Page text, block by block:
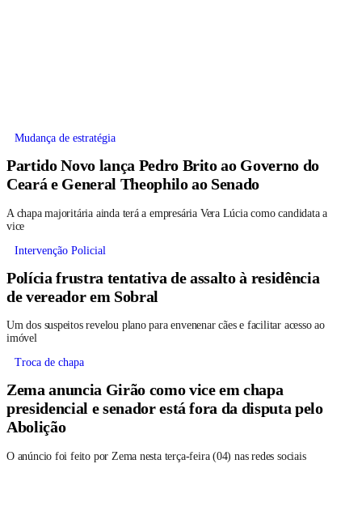
Mudança de estratégia
Partido Novo lança Pedro Brito ao Governo do
Ceará e General Theophilo ao Senado
A chapa majoritária ainda terá a empresária Vera Lúcia como candidata a
vice
Intervenção Policial
Polícia frustra tentativa de assalto à residência
de vereador em Sobral
Um dos suspeitos revelou plano para envenenar cães e facilitar acesso ao
imóvel
Troca de chapa
Zema anuncia Girão como vice em chapa
presidencial e senador está fora da disputa pelo
Abolição
O anúncio foi feito por Zema nesta terça-feira (04) nas redes sociais